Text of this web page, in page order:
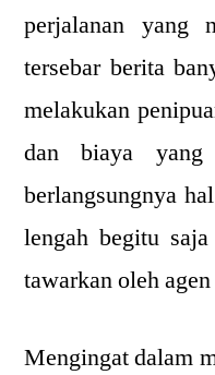
perjalanan yang
tersebar berita
melakukan
dan biaya
berlangsungnya
lengah begitu
tawarkan oleh
Mengingat dalam